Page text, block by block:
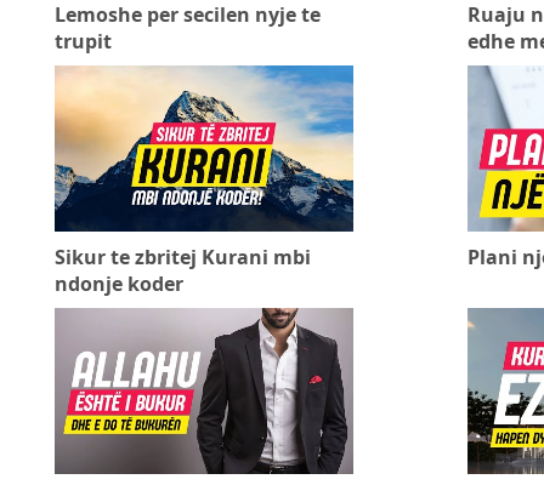
Lemoshe per secilen nyje te
trupit
Ruaju
edhe
Sikur te zbritej Kurani mbi
ndonje koder
Plani